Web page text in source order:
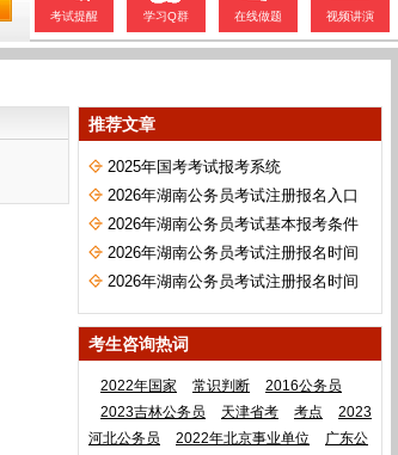
考试提醒 学习Q群 在线做题 视频讲演
推荐文章
2025年国考考试报考系统
2026年湖南公务员考试注册报名入口
2026年湖南公务员考试基本报考条件
2026年湖南公务员考试注册报名时间
2026年湖南公务员考试注册报名时间
考生咨询热词
2022年国家 常识判断
2016公务员
2023吉林公务员
天津省考 考点
2023
河北公务员
2022年北京事业单位
广东公